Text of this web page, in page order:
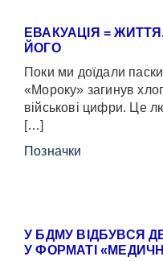
ЕВАКУАЦІЯ =
ЙОГО
Поки ми доїдали
«Мороку» загинув
військові цифри. Це
[…]
Позначки
У БДМУ ВІДБУВСЯ
У ФОРМАТІ